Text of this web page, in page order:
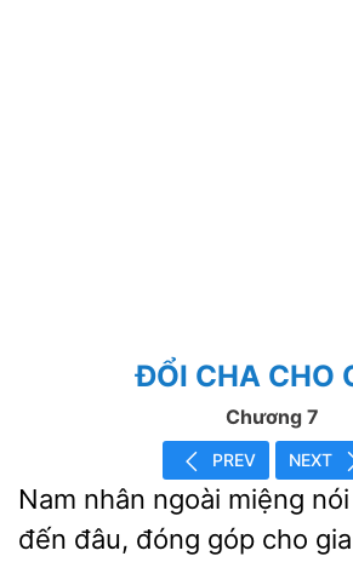
ĐỔI CHA CHO
Chương 7
PREV NEXT
Nam
ngoài miệng
đến đâu, đóng
cho